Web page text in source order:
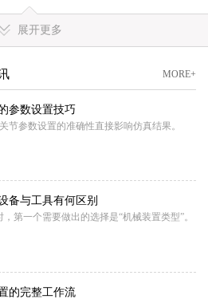
展开更多
MORE+
参数设置技巧
节参数设置的准确性直接影响仿真结果。
备与工具有何区别
第一个需要做出的选择是“机械装置类型”。
的完整工作流